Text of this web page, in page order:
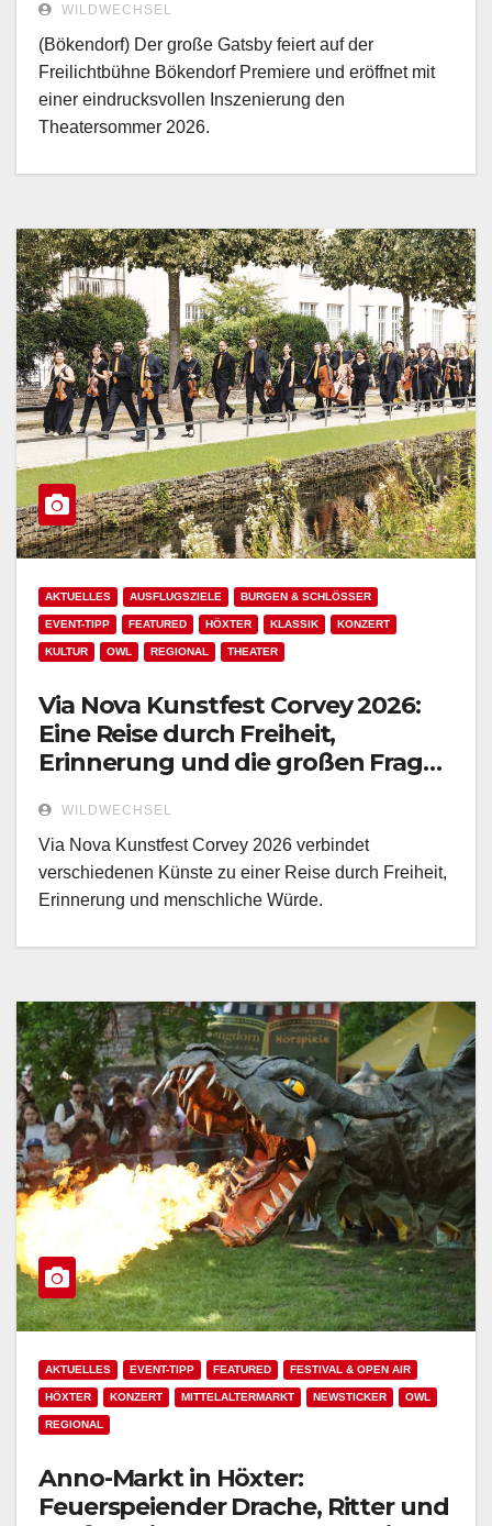
WILDWECHSEL
(Bökendorf) Der große Gatsby feiert auf der
Freilichtbühne Bökendorf Premiere und eröffnet mit
einer eindrucksvollen Inszenierung den
Theatersommer 2026.
AKTUELLES AUSFLUGSZIELE BURGEN & SCHLÖSSER
EVENT-TIPP FEATURED HÖXTER KLASSIK KONZERT
KULTUR OWL REGIONAL THEATER
Via Nova Kunstfest Corvey 2026:
Eine Reise durch Freiheit,
Erinnerung und die großen Fragen
WILDWECHSEL
Via Nova Kunstfest Corvey 2026 verbindet
verschiedenen Künste zu einer Reise durch Freiheit,
Erinnerung und menschliche Würde.
AKTUELLES EVENT-TIPP FEATURED FESTIVAL & OPEN AIR
HÖXTER KONZERT MITTELALTERMARKT NEWSTICKER OWL
REGIONAL
Anno-Markt in Höxter:
Feuerspeiender Drache, Ritter und